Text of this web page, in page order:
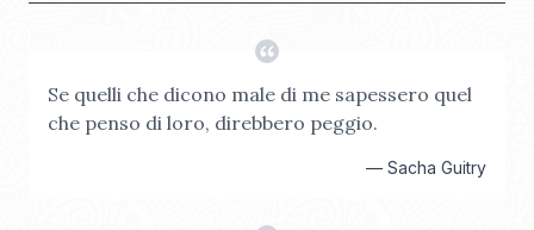
Se quelli che dicono male di me sapessero quel
che penso di loro, direbbero peggio.
— Sacha Guitry